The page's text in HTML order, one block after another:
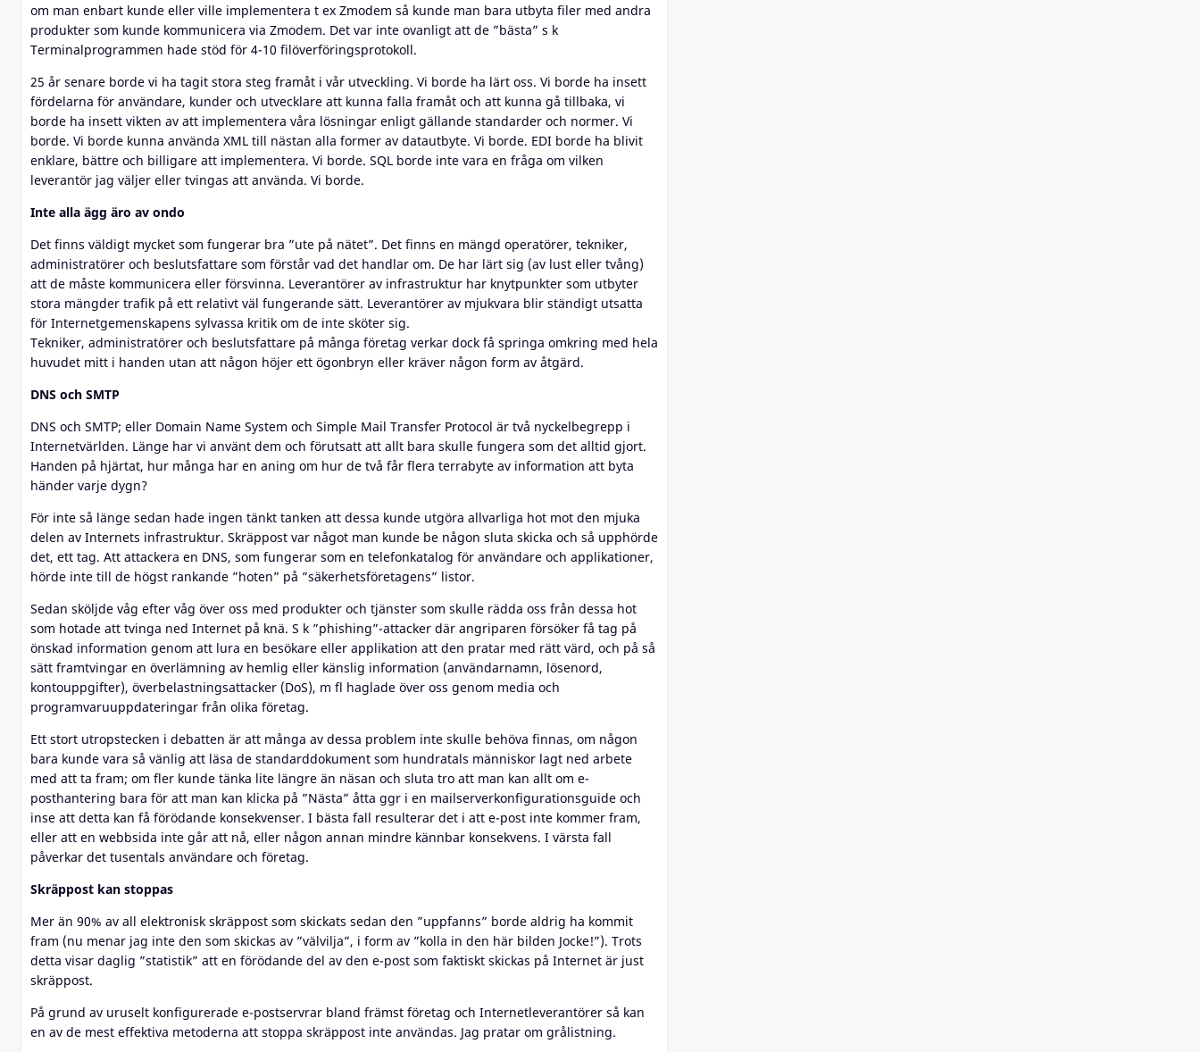
om man enbart kunde eller ville implementera t ex Zmodem så kunde man bara utbyta filer med andra
produkter som kunde kommunicera via Zmodem. Det var inte ovanligt att de ”bästa” s k
Terminalprogrammen hade stöd för 4-10 filöverföringsprotokoll.
25 år senare borde vi ha tagit stora steg framåt i vår utveckling. Vi borde ha lärt oss. Vi borde ha insett
fördelarna för användare, kunder och utvecklare att kunna falla framåt och att kunna gå tillbaka, vi
borde ha insett vikten av att implementera våra lösningar enligt gällande standarder och normer. Vi
borde. Vi borde kunna använda XML till nästan alla former av datautbyte. Vi borde. EDI borde ha blivit
enklare, bättre och billigare att implementera. Vi borde. SQL borde inte vara en fråga om vilken
leverantör jag väljer eller tvingas att använda. Vi borde.
Inte alla ägg äro av ondo
Det finns väldigt mycket som fungerar bra ”ute på nätet”. Det finns en mängd operatörer, tekniker,
administratörer och beslutsfattare som förstår vad det handlar om. De har lärt sig (av lust eller tvång)
att de måste kommunicera eller försvinna. Leverantörer av infrastruktur har knytpunkter som utbyter
stora mängder trafik på ett relativt väl fungerande sätt. Leverantörer av mjukvara blir ständigt utsatta
för Internetgemenskapens sylvassa kritik om de inte sköter sig.
Tekniker, administratörer och beslutsfattare på många företag verkar dock få springa omkring med hela
huvudet mitt i handen utan att någon höjer ett ögonbryn eller kräver någon form av åtgärd.
DNS och SMTP
DNS och SMTP; eller Domain Name System och Simple Mail Transfer Protocol är två nyckelbegrepp i
Internetvärlden. Länge har vi använt dem och förutsatt att allt bara skulle fungera som det alltid gjort.
Handen på hjärtat, hur många har en aning om hur de två får flera terrabyte av information att byta
händer varje dygn?
För inte så länge sedan hade ingen tänkt tanken att dessa kunde utgöra allvarliga hot mot den mjuka
delen av Internets infrastruktur. Skräppost var något man kunde be någon sluta skicka och så upphörde
det, ett tag. Att attackera en DNS, som fungerar som en telefonkatalog för användare och applikationer,
hörde inte till de högst rankande ”hoten” på ”säkerhetsföretagens” listor.
Sedan sköljde våg efter våg över oss med produkter och tjänster som skulle rädda oss från dessa hot
som hotade att tvinga ned Internet på knä. S k ”phishing”-attacker där angriparen försöker få tag på
önskad information genom att lura en besökare eller applikation att den pratar med rätt värd, och på så
sätt framtvingar en överlämning av hemlig eller känslig information (användarnamn, lösenord,
kontouppgifter), överbelastningsattacker (DoS), m fl haglade över oss genom media och
programvaruuppdateringar från olika företag.
Ett stort utropstecken i debatten är att många av dessa problem inte skulle behöva finnas, om någon
bara kunde vara så vänlig att läsa de standarddokument som hundratals människor lagt ned arbete
med att ta fram; om fler kunde tänka lite längre än näsan och sluta tro att man kan allt om e-
posthantering bara för att man kan klicka på ”Nästa” åtta ggr i en mailserverkonfigurationsguide och
inse att detta kan få förödande konsekvenser. I bästa fall resulterar det i att e-post inte kommer fram,
eller att en webbsida inte går att nå, eller någon annan mindre kännbar konsekvens. I värsta fall
påverkar det tusentals användare och företag.
Skräppost kan stoppas
Mer än 90% av all elektronisk skräppost som skickats sedan den ”uppfanns” borde aldrig ha kommit
fram (nu menar jag inte den som skickas av ”välvilja”, i form av ”kolla in den här bilden Jocke!”). Trots
detta visar daglig ”statistik” att en förödande del av den e-post som faktiskt skickas på Internet är just
skräppost.
På grund av uruselt konfigurerade e-postservrar bland främst företag och Internetleverantörer så kan
en av de mest effektiva metoderna att stoppa skräppost inte användas. Jag pratar om grålistning.